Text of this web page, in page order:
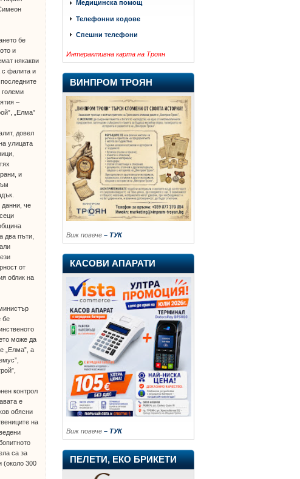
бе
и
някакви
с фалита и
големи
–
„Елма”
довел
улицата
и
данни, че
два пъти,
от
облик на
бе
може да
„Елма”, а
контрол
е
обясни
на
са за
(около 300
Медицинска помощ
Телефонни кодове
Спешни телефони
Интерактивна карта на Троян
ВИНПРОМ ТРОЯН
Виж повече – ТУК
КАСОВИ АПАРАТИ
Виж повече – ТУК
ПЕЛЕТИ, ЕКО БРИКЕТИ